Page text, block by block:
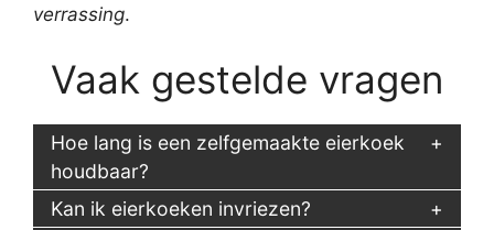
verrassing.
Vaak gestelde vragen
Hoe lang is een zelfgemaakte eierkoek
houdbaar?
Kan ik eierkoeken invriezen?